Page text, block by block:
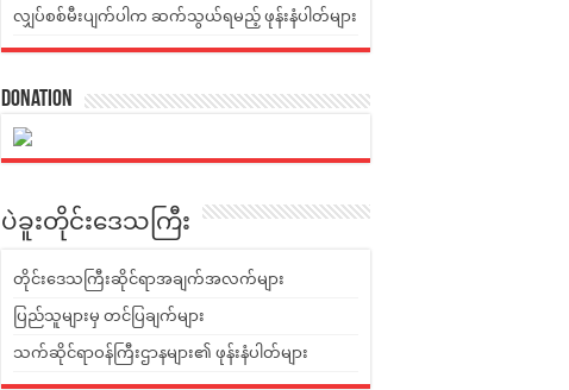
လျှပ်စစ်မီးပျက်ပါက ဆက်သွယ်ရမည့် ဖုန်းနံပါတ်များ
Donation
ပဲခူးတိုင်းဒေသကြီး
တိုင်းဒေသကြီးဆိုင်ရာအချက်အလက်များ
ပြည်သူများမှ တင်ပြချက်များ
သက်ဆိုင်ရာဝန်ကြီးဌာနများ၏ ဖုန်းနံပါတ်များ